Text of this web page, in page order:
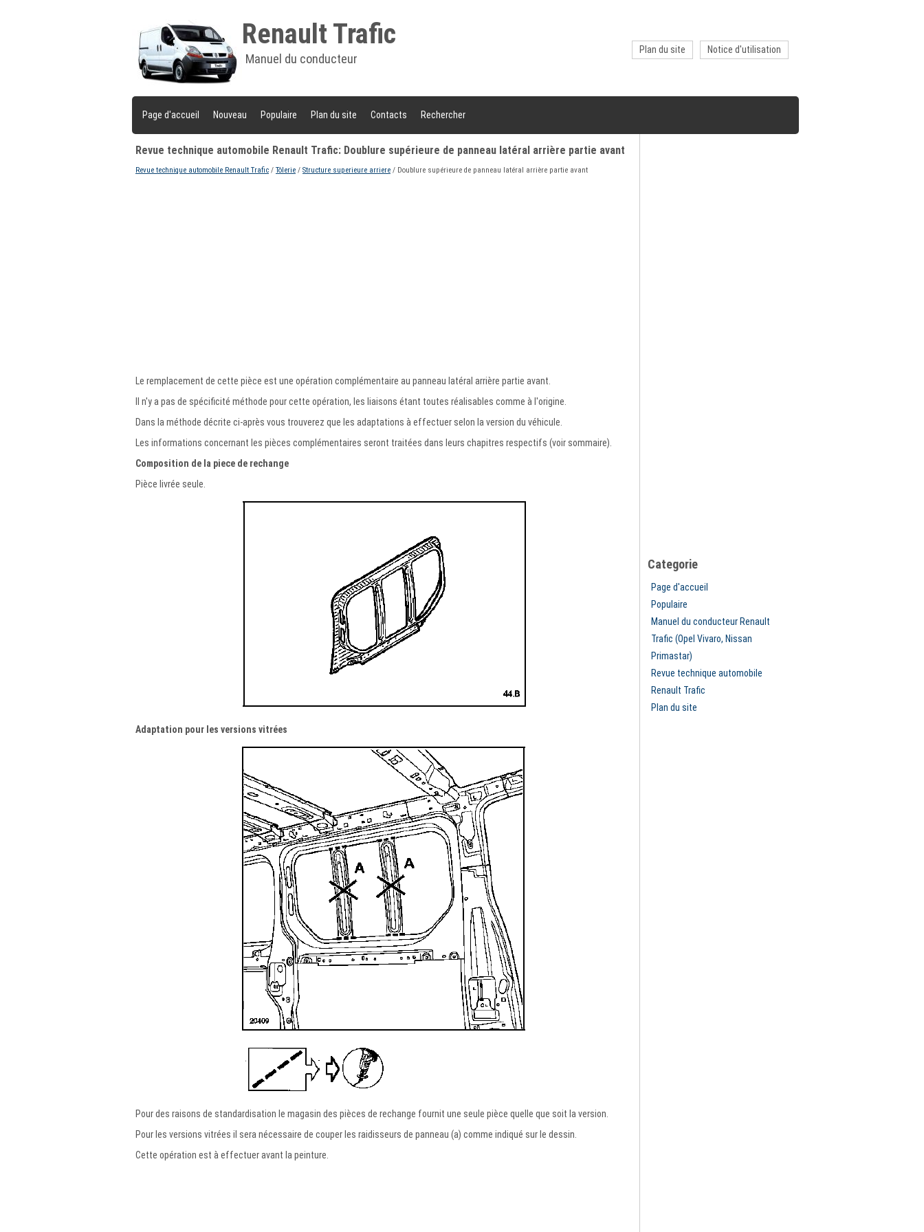
Renault Trafic
Manuel du conducteur
Notice d'utilisation
Plan du site
Page d'accueil Nouveau Populaire Plan du site Contacts Rechercher
Revue technique automobile Renault Trafic: Doublure supérieure de panneau latéral arrière partie avant
Revue technique automobile Renault Trafic / Tôlerie / Structure superieure arriere / Doublure supérieure de panneau latéral arrière partie avant
Le remplacement de cette pièce est une opération complémentaire au panneau latéral arrière partie avant.
Il n'y a pas de spécificité méthode pour cette opération, les liaisons étant toutes réalisables comme à l'origine.
Dans la méthode décrite ci-après vous trouverez que les adaptations à effectuer selon la version du véhicule.
Les informations concernant les pièces complémentaires seront traitées dans leurs chapitres respectifs (voir sommaire).
Composition de la piece de rechange
Pièce livrée seule.
Adaptation pour les versions vitrées
Pour des raisons de standardisation le magasin des pièces de rechange fournit une seule pièce quelle que soit la version.
Pour les versions vitrées il sera nécessaire de couper les raidisseurs de panneau (a) comme indiqué sur le dessin.
Cette opération est à effectuer avant la peinture.
Categorie
Page d'accueil
Populaire
Manuel du conducteur Renault
Trafic (Opel Vivaro, Nissan
Primastar)
Revue technique automobile
Renault Trafic
Plan du site